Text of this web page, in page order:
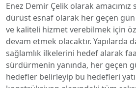
Enez Demir Çelik olarak amacımız
dürüst esnaf olarak her geçen gün
ve kaliteli hizmet verebilmek için
devam etmek olacaktır. Yapılarda
sağlamlık ilkelerini hedef alarak
sürdürmenin yanında, her geçen
hedefler belirleyip bu hedefleri